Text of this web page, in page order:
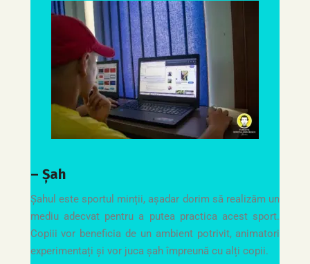
– Șah
Șahul este sportul minții, așadar dorim să realizăm un
mediu adecvat pentru a putea practica acest sport.
Copiii vor beneficia de un ambient potrivit, animatori
experimentați și vor juca șah împreună cu alți copii.